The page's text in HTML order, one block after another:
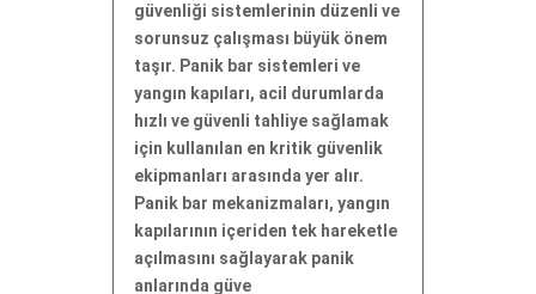
güvenliği sistemlerinin düzenli ve
sorunsuz çalışması büyük önem
taşır. Panik bar sistemleri ve
yangın kapıları, acil durumlarda
hızlı ve güvenli tahliye sağlamak
için kullanılan en kritik güvenlik
ekipmanları arasında yer alır.
Panik bar mekanizmaları, yangın
kapılarının içeriden tek hareketle
açılmasını sağlayarak panik
anlarında güve